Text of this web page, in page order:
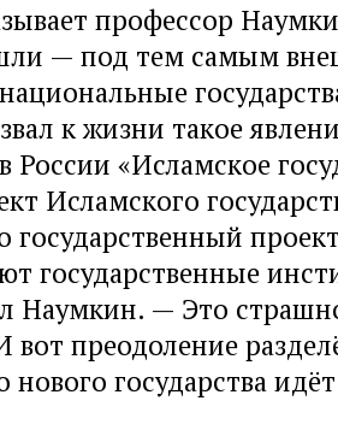
профессор
— под тем самым
к жизни такое
России «Исламское
Исламского
государственные
Наумкин. — Это
вот преодоление
нового государства